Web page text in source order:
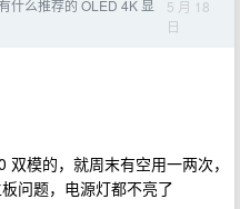
什么推荐的 OLED 4K 显
5 月 18
日
模的，就周末有空用一两次，
问题，电源灯都不亮了